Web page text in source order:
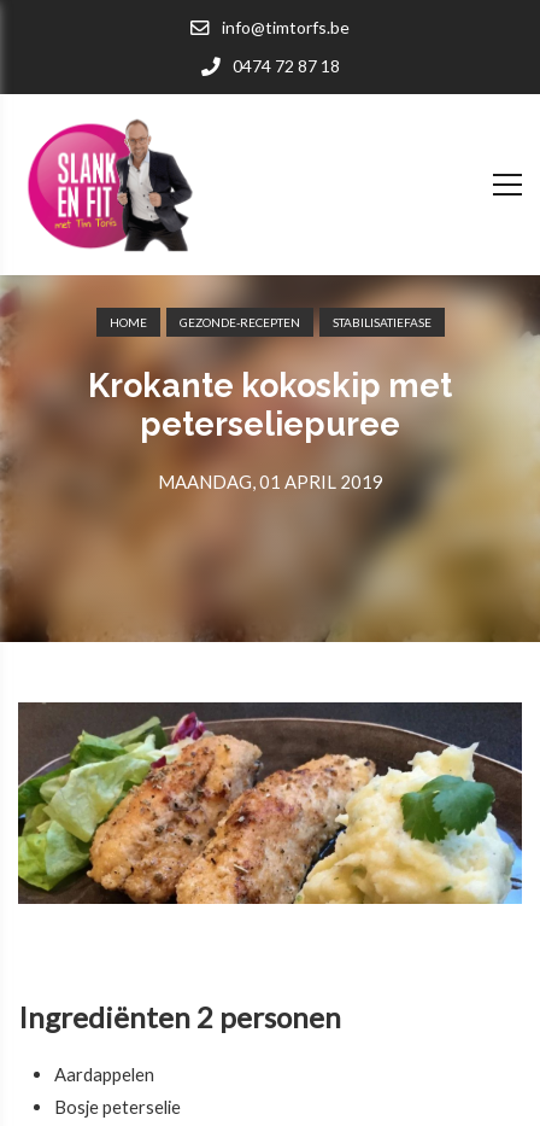
info@timtorfs.be
0474 72 87 18
HOME GEZONDE-RECEPTEN STABILISATIEFASE
Krokante kokoskip met
peterseliepuree
MAANDAG, 01 APRIL 2019
Ingrediënten 2 personen
Aardappelen
Bosje peterselie